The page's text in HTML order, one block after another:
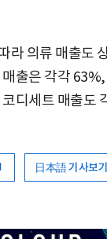
라 의류 매출도
출은 각각
디세트 매출도
日本語 기사보기